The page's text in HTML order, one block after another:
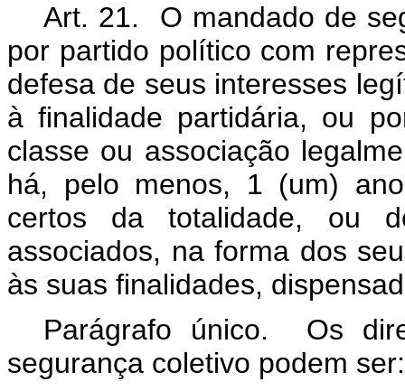
Art. 21. O mandado de
por partido político com
defesa de seus interesses
à finalidade partidária, ou
classe ou associação
há, pelo menos, 1 (um)
certos da totalidade, ou
associados, na forma dos
às suas finalidades,
Parágrafo único. Os
segurança coletivo podem